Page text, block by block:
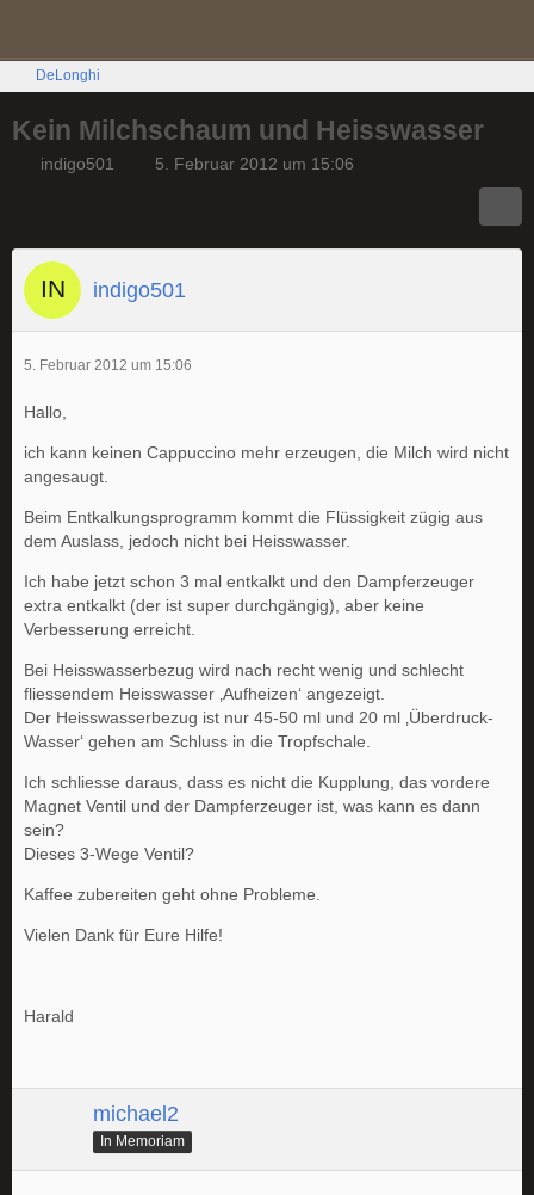
DeLonghi
Kein Milchschaum und Heisswasser
indigo501 5. Februar 2012 um 15:06
indigo501
5. Februar 2012 um 15:06
Hallo,
ich kann keinen Cappuccino mehr erzeugen, die Milch wird nicht
angesaugt.
Beim Entkalkungsprogramm kommt die Flüssigkeit zügig aus
dem Auslass, jedoch nicht bei Heisswasser.
Ich habe jetzt schon 3 mal entkalkt und den Dampferzeuger
extra entkalkt (der ist super durchgängig), aber keine
Verbesserung erreicht.
Bei Heisswasserbezug wird nach recht wenig und schlecht
fliessendem Heisswasser ‚Aufheizen‘ angezeigt.
Der Heisswasserbezug ist nur 45-50 ml und 20 ml ‚Überdruck-
Wasser‘ gehen am Schluss in die Tropfschale.
Ich schliesse daraus, dass es nicht die Kupplung, das vordere
Magnet Ventil und der Dampferzeuger ist, was kann es dann
sein?
Dieses 3-Wege Ventil?
Kaffee zubereiten geht ohne Probleme.
Vielen Dank für Eure Hilfe!
Harald
michael2
In Memoriam